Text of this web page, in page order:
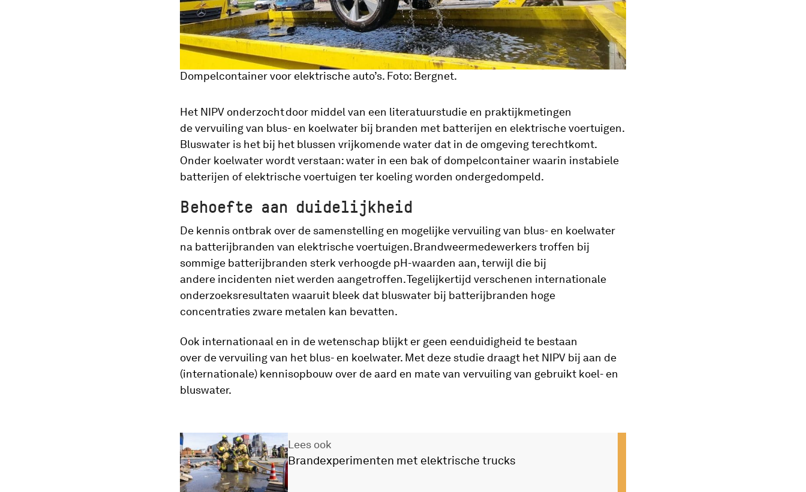
Dompelcontainer voor elektrische auto’s. Foto: Bergnet.
Het NIPV onderzocht door middel van een literatuurstudie en praktijkmetingen
de vervuiling van blus- en koelwater bij branden met batterijen en elektrische voertuigen.
Bluswater is het bij het blussen vrijkomende water dat in de omgeving terechtkomt.
Onder koelwater wordt verstaan: water in een bak of dompelcontainer waarin instabiele
batterijen of elektrische voertuigen ter koeling worden ondergedompeld.
Behoefte aan duidelijkheid
De kennis ontbrak over de samenstelling en mogelijke vervuiling van blus- en koelwater
na batterijbranden van elektrische voertuigen. Brandweermedewerkers troffen bij
sommige batterijbranden sterk verhoogde pH-waarden aan, terwijl die bij
andere incidenten niet werden aangetroffen. Tegelijkertijd verschenen internationale
onderzoeksresultaten waaruit bleek dat bluswater bij batterijbranden hoge
concentraties zware metalen kan bevatten.
Ook internationaal en in de wetenschap blijkt er geen eenduidigheid te bestaan
over de vervuiling van het blus- en koelwater. Met deze studie draagt het NIPV bij aan de
(internationale) kennisopbouw over de aard en mate van vervuiling van gebruikt koel- en
bluswater.
Lees ook
Brandexperimenten met elektrische trucks